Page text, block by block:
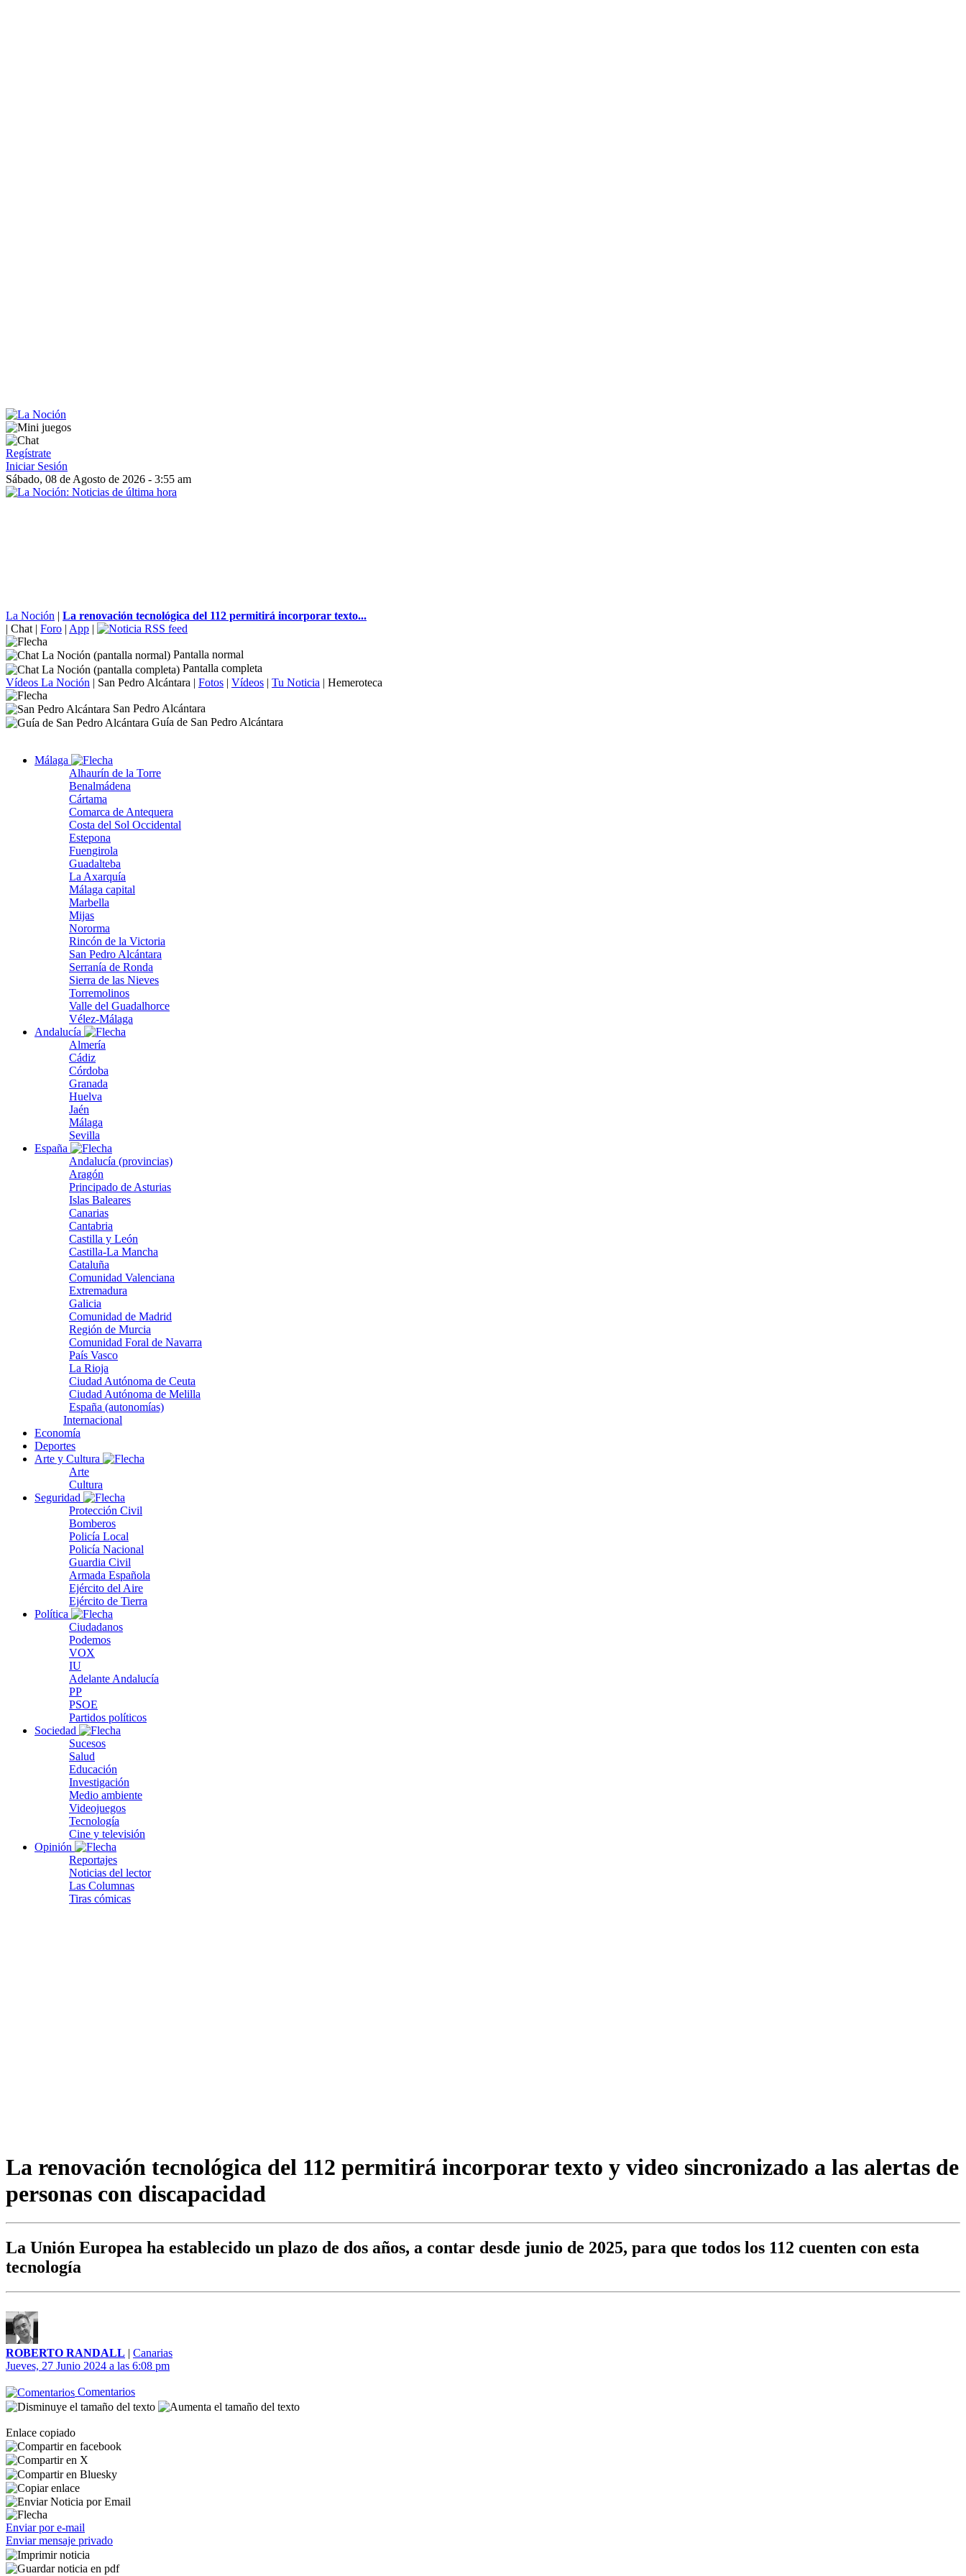
Regístrate
Iniciar Sesión
Sábado, 08 de Agosto de 2026 - 3:55 am
La Noción | La renovación tecnológica del 112 permitirá incorporar texto...
| Chat | Foro | App |
Pantalla normal
Pantalla completa
Vídeos La Noción | San Pedro Alcántara | Fotos | Vídeos | Tu Noticia | Hemeroteca
San Pedro Alcántara
Guía de San Pedro Alcántara
Málaga
Alhaurín de la Torre
Benalmádena
Cártama
Comarca de Antequera
Costa del Sol Occidental
Estepona
Fuengirola
Guadalteba
La Axarquía
Málaga capital
Marbella
Mijas
Nororma
Rincón de la Victoria
San Pedro Alcántara
Serranía de Ronda
Sierra de las Nieves
Torremolinos
Valle del Guadalhorce
Vélez-Málaga
Andalucía
Almería
Cádiz
Córdoba
Granada
Huelva
Jaén
Málaga
Sevilla
España
Andalucía (provincias)
Aragón
Principado de Asturias
Islas Baleares
Canarias
Cantabria
Castilla y León
Castilla-La Mancha
Cataluña
Comunidad Valenciana
Extremadura
Galicia
Comunidad de Madrid
Región de Murcia
Comunidad Foral de Navarra
País Vasco
La Rioja
Ciudad Autónoma de Ceuta
Ciudad Autónoma de Melilla
España (autonomías)
Internacional
Economía
Deportes
Arte y Cultura
Arte
Cultura
Seguridad
Protección Civil
Bomberos
Policía Local
Policía Nacional
Guardia Civil
Armada Española
Ejército del Aire
Ejército de Tierra
Política
Ciudadanos
Podemos
VOX
IU
Adelante Andalucía
PP
PSOE
Partidos políticos
Sociedad
Sucesos
Salud
Educación
Investigación
Medio ambiente
Videojuegos
Tecnología
Cine y televisión
Opinión
Reportajes
Noticias del lector
Las Columnas
Tiras cómicas
La renovación tecnológica del 112 permitirá incorporar texto y video sincronizado a las alertas de
personas con discapacidad
La Unión Europea ha establecido un plazo de dos años, a contar desde junio de 2025, para que todos los 112 cuenten con esta
tecnología
ROBERTO RANDALL | Canarias
Jueves, 27 Junio 2024 a las 6:08 pm
Comentarios
Enlace copiado
Enviar por e-mail
Enviar mensaje privado